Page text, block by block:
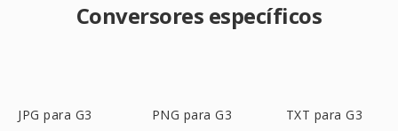
Conversores específicos
JPG para G3 PNG para G3 TXT para G3